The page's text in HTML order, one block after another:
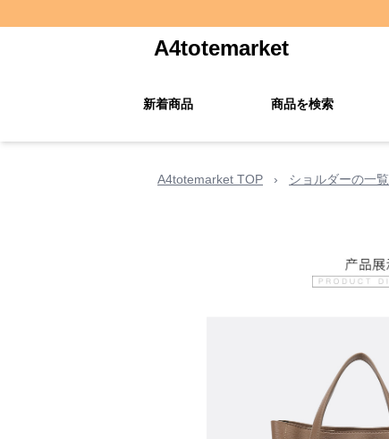
A4totemarket
新着商品 商品を検索
A4totemarket TOP › ショルダーの一覧